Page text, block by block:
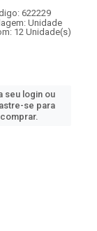
622229
Unidade
12 Unidade(s)
seu login ou
se para
comprar.